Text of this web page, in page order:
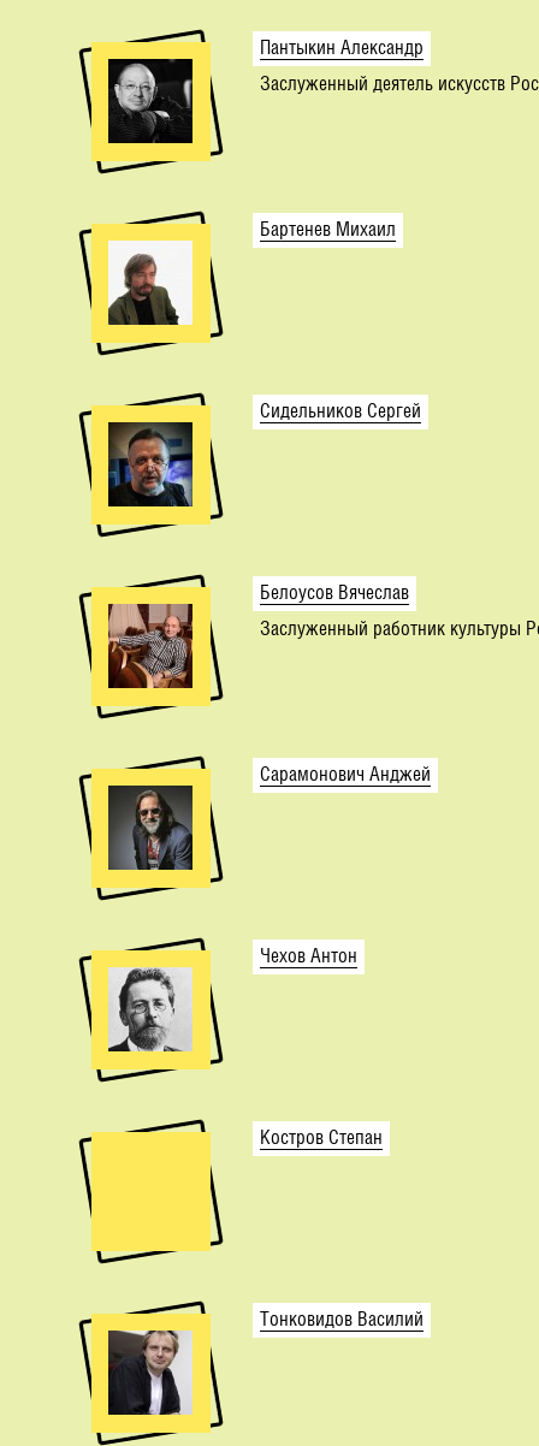
Пантыкин Александр
Заслуженный деятель искусств
Бартенев Михаил
Сидельников Сергей
Белоусов Вячеслав
Заслуженный работник культуры
Сарамонович Анджей
Чехов Антон
Костров Степан
Тонковидов Василий